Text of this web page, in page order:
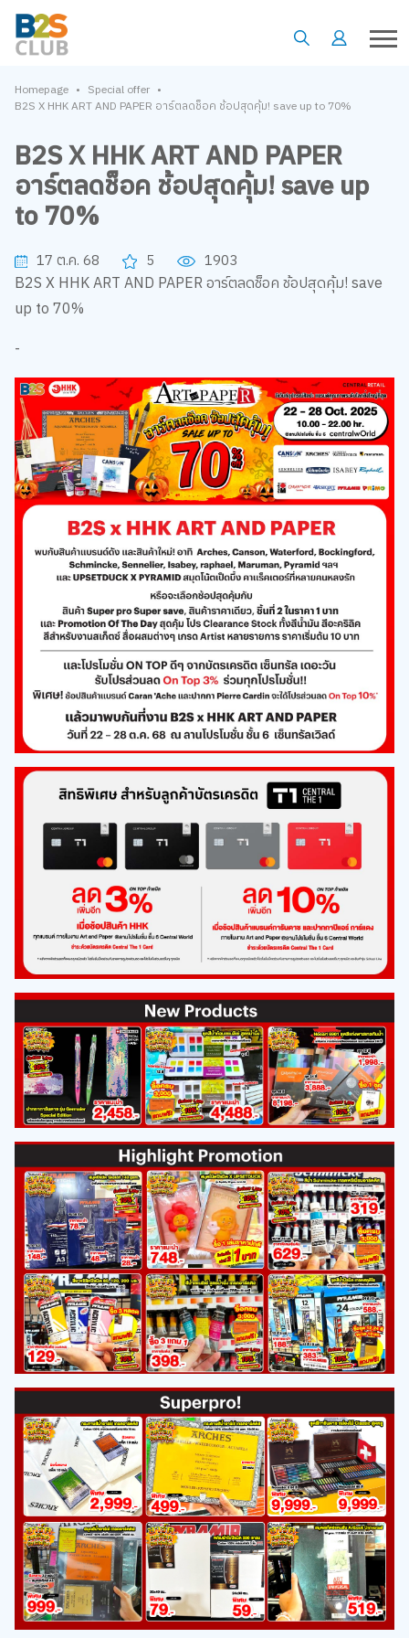
Homepage • Special offer •
B2S X HHK ART AND PAPER อาร์ตลดช็อค ช้อปสุดคุ้ม! save up to 70%
B2S X HHK ART AND PAPER
อาร์ตลดช็อค ช้อปสุดคุ้ม! save up
to 70%
17 ต.ค. 68 5 1903
B2S X HHK ART AND PAPER อาร์ตลดช็อค ช้อปสุดคุ้ม! save
up to 70%
-